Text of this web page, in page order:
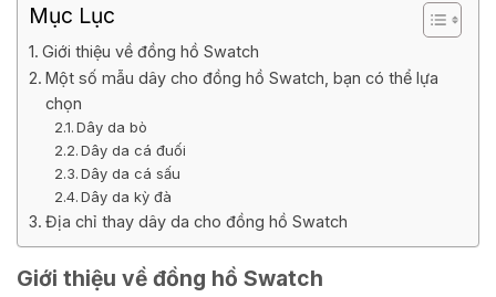
Mục Lục
Giới thiệu về đồng hồ Swatch
Một số mẫu dây cho đồng hồ Swatch, bạn có thể lựa
chọn
Dây da bò
Dây da cá đuối
Dây da cá sấu
Dây da kỳ đà
Địa chỉ thay dây da cho đồng hồ Swatch
Giới thiệu về đồng hồ Swatch